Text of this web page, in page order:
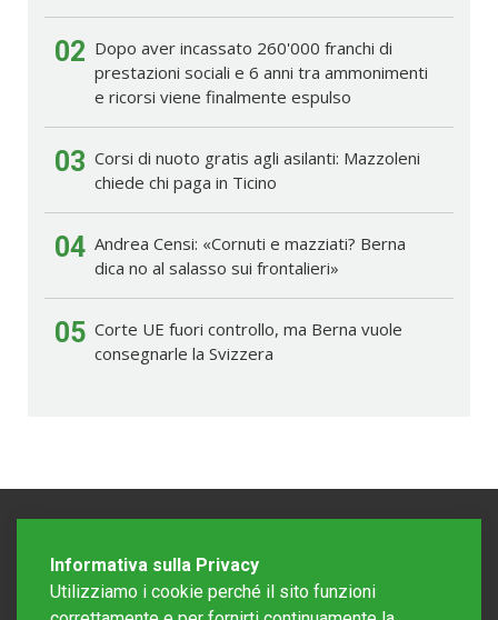
02 Dopo aver incassato 260'000 franchi di
prestazioni sociali e 6 anni tra ammonimenti
e ricorsi viene finalmente espulso
03 Corsi di nuoto gratis agli asilanti: Mazzoleni
chiede chi paga in Ticino
04 Andrea Censi: «Cornuti e mazziati? Berna
dica no al salasso sui frontalieri»
05 Corte UE fuori controllo, ma Berna vuole
consegnarle la Svizzera
Informativa sulla Privacy
Utilizziamo i cookie perché il sito funzioni